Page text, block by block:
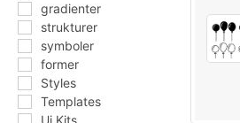
gradienter
strukturer
symboler
former
Styles
Templates
Ui Kits